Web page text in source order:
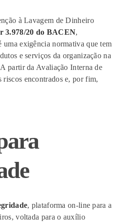
à Lavagem de Dinheiro
3.978/20 do BACEN,
uma exigência normativa que tem
e serviços da organização na
partir da Avaliação Interna de
riscos encontrados e, por fim,
, plataforma on-line para a
voltada para o auxílio